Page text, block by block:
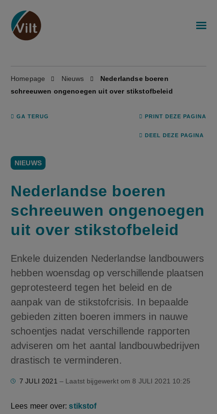
Homepage Nieuws
Nederlandse boeren
schreeuwen ongenoegen uit over stikstofbeleid
GA TERUG PRINT DEZE PAGINA
DEEL DEZE PAGINA
NIEUWS
Nederlandse boeren
schreeuwen ongenoegen
uit over stikstofbeleid
Enkele duizenden Nederlandse landbouwers
hebben woensdag op verschillende plaatsen
geprotesteerd tegen het beleid en de
aanpak van de stikstofcrisis. In bepaalde
gebieden zitten boeren immers in nauwe
schoentjes nadat verschillende rapporten
adviseren om het aantal landbouwbedrijven
drastisch te verminderen.
7 JULI 2021 – Laatst bijgewerkt om8 JULI 2021 10:25
Lees meer over:stikstof